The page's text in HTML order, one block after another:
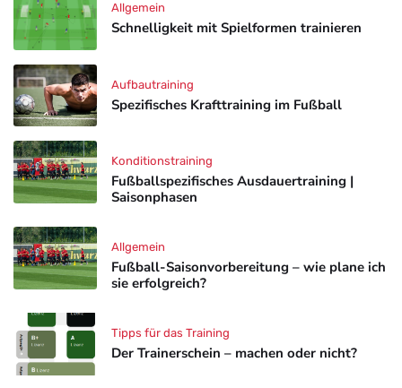
Schnelligkeit mit Spielformen trainieren
Allgemein
Spezifisches Krafttraining im Fußball
Aufbautraining
Fußballspezifisches Ausdauertraining |
Saisonphasen
Konditionstraining
Fußball-Saisonvorbereitung – wie plane ich
sie erfolgreich?
Allgemein
Der Trainerschein – machen oder nicht?
Tipps für das Training